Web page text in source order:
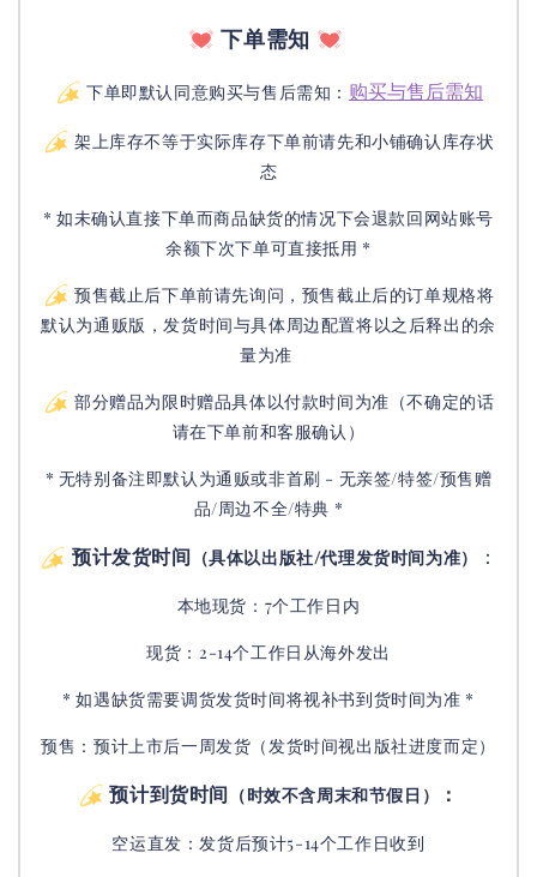
下单需知
下单即默认同意购买与售后需知： 购买与售后需知
架上库存不等于实际库存下单前请先和小铺确认库存状
态
* 如未确认直接下单而商品缺货的情况下会退款回网站账号
余额下次下单可直接抵用 *
预售截止后下单前请先询问，预售截止后的订单规格将
默认为通贩版，发货时间与具体周边配置将以之后释出的余
量为准
部分赠品为限时赠品具体以付款时间为准（不确定的话
请在下单前和客服确认）
* 无特别备注即默认为通贩或非首刷 - 无亲签/特签/预售赠
品/周边不全/特典 *
预计发货时间 （具体以出版社/代理发货时间为准） ：
本地现货：7个工作日内
现货：2-14个工作日从海外发出
* 如遇缺货需要调货发货时间将视补书到货时间为准 *
预售：预计上市后一周发货（发货时间视出版社进度而定）
预计到货时间 （时效不含周末和节假日） ：
空运直发：发货后预计5-14个工作日收到